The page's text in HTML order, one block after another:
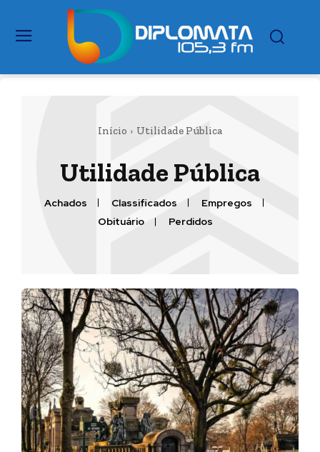
Início Utilidade Pública
Utilidade Pública
Achados Classificados
Empregos
Obituário
Perdidos